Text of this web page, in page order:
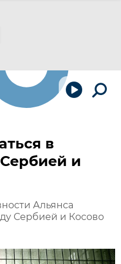
в
и
Альянса
Сербией и Косово